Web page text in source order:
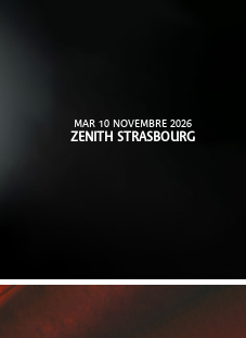
MAR 10 NOVEMBRE 2026
ZENITH STRASBOURG